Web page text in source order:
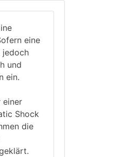
eine
jedoch
und
ein.
einer
Shock
die